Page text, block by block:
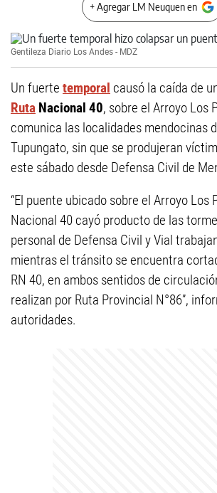
+ Agregar LM Neuquen en
Gentileza Diario Los Andes - MDZ
Un fuerte temporal causó la caída de
Ruta Nacional 40, sobre el Arroyo Los
comunica las localidades mendocinas
Tupungato, sin que se produjeran
este sábado desde Defensa Civil de
“El puente ubicado sobre el Arroyo Los
Nacional 40 cayó producto de las
personal de Defensa Civil y Vial
mientras el tránsito se encuentra
RN 40, en ambos sentidos de
realizan por Ruta Provincial N°86”,
autoridades.